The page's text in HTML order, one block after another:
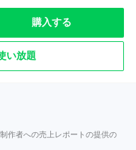
購入する
い放題
作者への売上レポートの提供の